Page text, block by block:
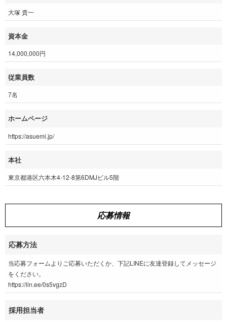
大塚 貴一
資本金
14,000,000円
従業員数
7名
ホームページ
https://asuemi.jp/
本社
東京都港区六本木4-12-8第6DMJビル5階
応募情報
応募方法
当応募フォームよりご応募いただくか、下記LINEに友達登録してメッセージ
をください。
https://lin.ee/0s5vgzD
採用担当者